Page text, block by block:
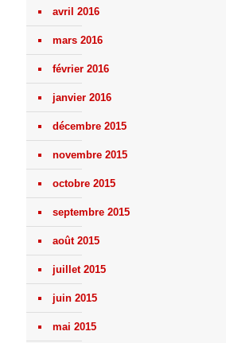
avril 2016
mars 2016
février 2016
janvier 2016
décembre 2015
novembre 2015
octobre 2015
septembre 2015
août 2015
juillet 2015
juin 2015
mai 2015